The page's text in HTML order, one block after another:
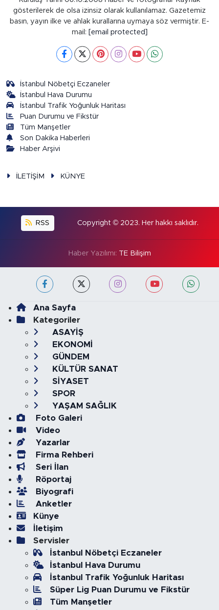
gösterilerek de olsa izinsiz olarak kullanılamaz. Gazetemiz
basın, yayın ilke ve ahlak kurallarına uymaya söz vermiştir. E-
mail: [email protected]
İstanbul Nöbetçi Eczaneler
İstanbul Hava Durumu
İstanbul Trafik Yoğunluk Haritası
Puan Durumu ve Fikstür
Tüm Manşetler
Son Dakika Haberleri
Haber Arşivi
İLETİŞİM KÜNYE
RSS Copyright © 2023. Her hakkı saklıdır.
Haber Yazılımı: TE Bilişim
Ana Sayfa
Kategoriler
ASAYİŞ
EKONOMİ
GÜNDEM
KÜLTÜR SANAT
SİYASET
SPOR
YAŞAM SAĞLIK
Foto Galeri
Video
Yazarlar
Firma Rehberi
Seri İlan
Röportaj
Biyografi
Anketler
Künye
İletişim
Servisler
İstanbul Nöbetçi Eczaneler
İstanbul Hava Durumu
İstanbul Trafik Yoğunluk Haritası
Süper Lig Puan Durumu ve Fikstür
Tüm Manşetler